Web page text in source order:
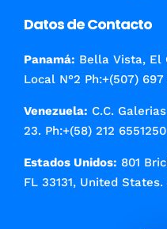
Datos de Contacto
Panamá: Bella Vista, El
Local N°2 Ph:+(507)
Venezuela: C.C.
23. Ph:+(58) 212 6551250
Estados Unidos: 801
FL 33131, United States.